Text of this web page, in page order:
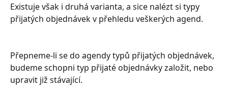
Existuje však i druhá varianta, a sice nalézt si typy
přijatých objednávek v přehledu veškerých agend.
Přepneme-li se do agendy typů přijatých objednávek,
budeme schopni typ přijaté objednávky založit, nebo
upravit již stávající.